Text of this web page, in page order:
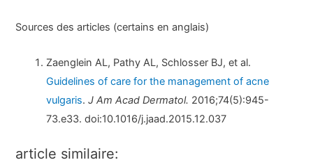
Sources des articles (certains en anglais)
Zaenglein AL, Pathy AL, Schlosser BJ, et al.
Guidelines of care for the management of acne
vulgaris.J Am Acad Dermatol. 2016;74(5):945-
73.e33. doi:10.1016/j.jaad.2015.12.037
article similaire: